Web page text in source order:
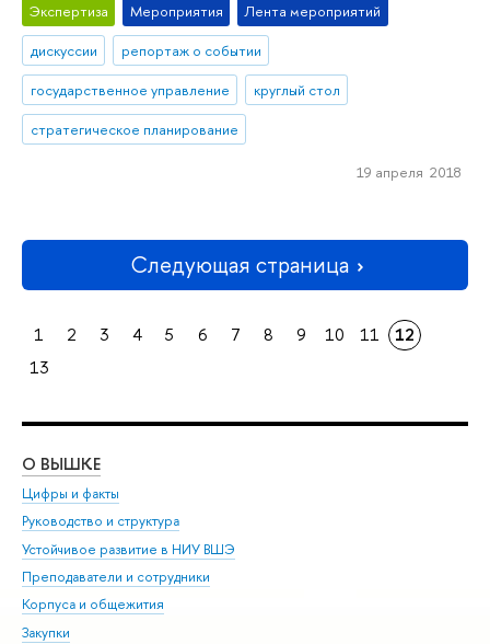
Экспертиза Мероприятия
Лента мероприятий
дискуссии
репортаж о событии
государственное управление
круглый стол
стратегическое планирование
19 апреля 2018
Следующая страница
1 2 3 4 5 6 7 8 9 10 11
12
13
О ВЫШКЕ
Цифры и факты
Руководство и структура
Устойчивое развитие в НИУ ВШЭ
Преподаватели и сотрудники
Корпуса и общежития
Закупки